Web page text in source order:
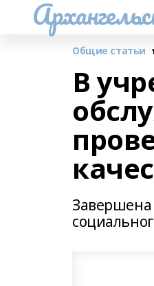
Общие статьи
В
Завершена